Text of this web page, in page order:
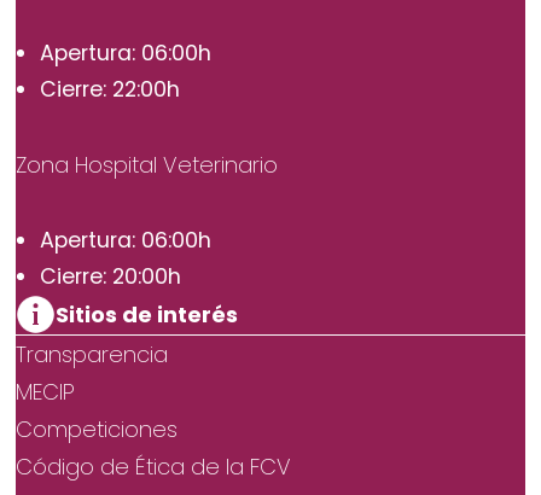
Apertura: 06:00h
Cierre: 22:00h
Zona Hospital Veterinario
Apertura: 06:00h
Cierre: 20:00h
Sitios de interés
Transparencia
MECIP
Competiciones
Código de Ética de la FCV